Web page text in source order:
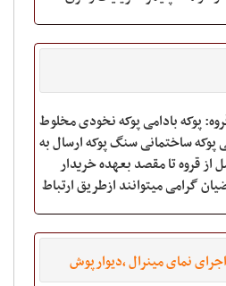
فروش انواع پوکه معدنی قروه: پوکه بادامی پوکه نخودی مخلوط
بادامی نخودی پوکه عدسی پوکه ساختمانی سنگ پوکه ارسال به
از قروه تا مقصد بعهده خریدار
گرامی میتوانند ازطریق ارتباط
نمای مینرال ،دیوارپوش